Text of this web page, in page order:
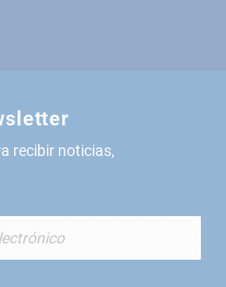
recibir noticias,